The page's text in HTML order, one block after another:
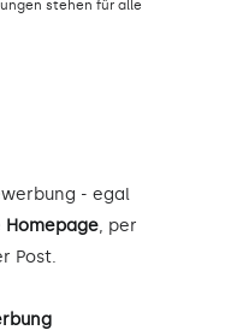
stehen für alle
- egal
Homepage, per
Post.